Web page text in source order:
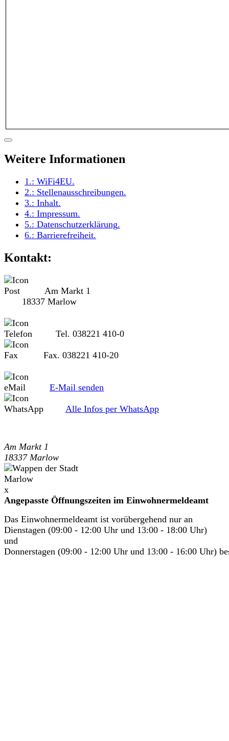
Weitere Informationen
1.: WiFi4EU.
2.: Stellenausschreibungen.
3.: Inhalt.
4.: Impressum.
5.: Datenschutzerklärung.
6.: Barrierefreiheit.
Kontakt:
Am Markt 1
18337 Marlow
Tel. 038221 410-0
Fax. 038221 410-20
E-Mail senden
Alle Infos per WhatsApp
Am Markt 1
18337 Marlow
x
Angepasste Öffnungszeiten im Einwohnermeldeamt
Das Einwohnermeldeamt ist vorübergehend nur an
Dienstagen (09:00 - 12:00 Uhr und 13:00 - 18:00 Uhr)
und
Donnerstagen (09:00 - 12:00 Uhr und 13:00 - 16:00 Uhr)